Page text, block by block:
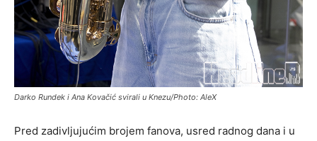
Darko Rundek i Ana Kovačić svirali u Knezu/Photo: AleX
Pred zadivljujućim brojem fanova, usred radnog dana i u